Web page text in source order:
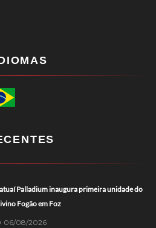
Palladium inaugura primeira unidade do
Fogão em Foz
06/08/2026